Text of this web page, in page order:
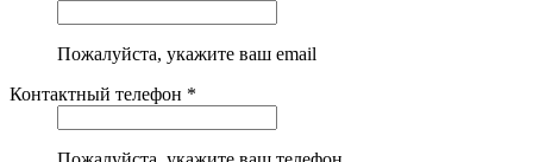
Пожалуйста, укажите ваш email
Контактный телефон *